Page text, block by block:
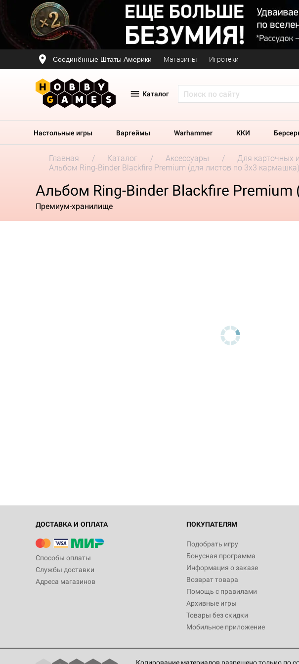
Соединённые Штаты Америки Магазины Игротеки
Каталог
Настольные игры Варгеймы Warhammer ККИ
Главная Каталог Аксессуары Для карточных
Альбом Ring-Binder Blackfire Premium (для листов по 3х3
Альбом Ring-Binder Blackfire
Премиум-хранилище
ДОСТАВКА И ОПЛАТА
Способы оплаты
Службы доставки
Адреса магазинов
ПОКУПАТЕЛЯМ
Подобрать игру
Бонусная программа
Информация о заказе
Возврат товара
Помощь с правилами
Архивные игры
Товары без скидки
Мобильное приложение